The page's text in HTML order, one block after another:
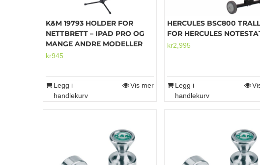
K&M 19793 HOLDER FOR
NETTBRETT – IPAD PRO OG
MANGE ANDRE MODELLER
kr945
Legg i
handlekurv
Vis mer
HERCULES BSC800
FOR HERCULES
kr2,995
Legg i
handlekurv